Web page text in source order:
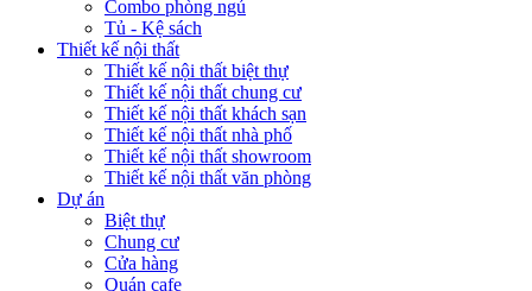
Combo phòng ngủ
Tủ - Kệ sách
Thiết kế nội thất
Thiết kế nội thất biệt thự
Thiết kế nội thất chung cư
Thiết kế nội thất khách sạn
Thiết kế nội thất nhà phố
Thiết kế nội thất showroom
Thiết kế nội thất văn phòng
Dự án
Biệt thự
Chung cư
Cửa hàng
Quán cafe